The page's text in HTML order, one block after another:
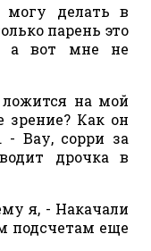
делать в
парень это
а вот мне не
ложится на мой
зрение? Как он
- Вау, сорри за
дрочка в
я, - Накачали
подсчетам еще